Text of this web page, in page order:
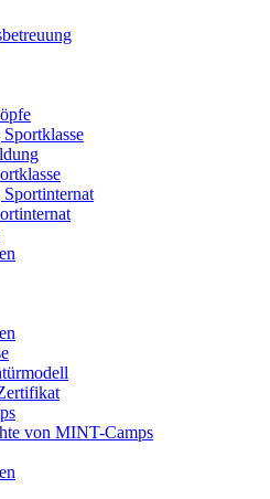
von MINT-Camps